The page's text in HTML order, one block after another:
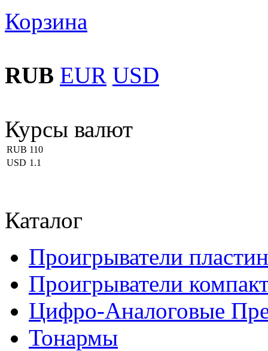
Корзина
RUB EUR USD
Курсы валют
RUB 110
USD 1.1
Каталог
Проигрыватели
Проигрыватели
Цифро-Аналоговые
Тонармы